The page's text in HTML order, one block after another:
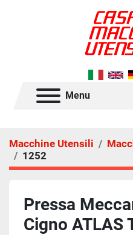
Menu
Macchine Utensili
1252
Pressa
Cigno ATLAS